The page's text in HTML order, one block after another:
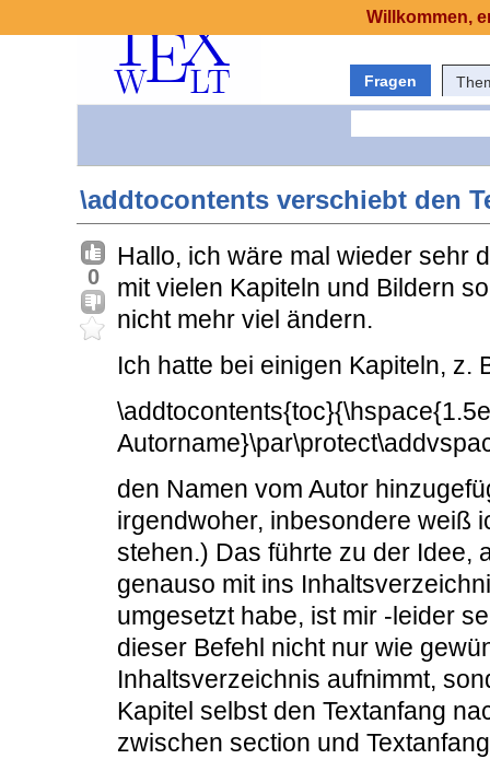
Fragen
\addtocontents verschiebt den
0
Hallo, ich wäre mal wieder sehr
mit vielen Kapiteln und Bildern
nicht mehr viel ändern.
Ich hatte bei einigen Kapiteln, z.
den Namen vom Autor
irgendwoher, inbesondere weiß
stehen.) Das führte zu der Idee,
genauso mit ins
umgesetzt habe, ist mir -leider
dieser Befehl nicht nur wie
Inhaltsverzeichnis aufnimmt,
Kapitel selbst den Textanfang
zwischen section und
Willkommen,